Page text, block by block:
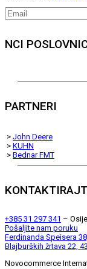
NCI
PARTNERI
> John Deere
> KUHN
> Bednar FMT
+385 31 297 341 –
Pošaljite nam poruku
Ferdinanda Speisera
Blajburških žrtava 22,
Novocommerce